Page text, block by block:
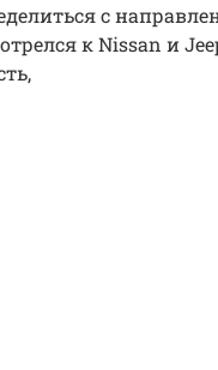
с
к Nissan и